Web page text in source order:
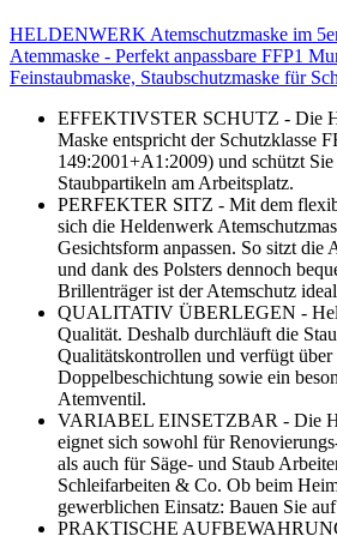
HELDENWERK Atemschutzmaske im
Atemmaske - Perfekt anpassbare FFP1
Feinstaubmaske, Staubschutzmaske für
EFFEKTIVSTER SCHUTZ - Die
Maske entspricht der Schutzklasse
149:2001+A1:2009) und schützt
Staubpartikeln am Arbeitsplatz.
PERFEKTER SITZ - Mit dem
sich die Heldenwerk
Gesichtsform anpassen. So sitzt die
und dank des Polsters dennoch
Brillenträger ist der Atemschutz
QUALITATIV ÜBERLEGEN -
Qualität. Deshalb durchläuft die
Qualitätskontrollen und verfügt über
Doppelbeschichtung sowie ein
Atemventil.
VARIABEL EINSETZBAR - Die
eignet sich sowohl für
als auch für Säge- und Staub
Schleifarbeiten & Co. Ob beim
gewerblichen Einsatz: Bauen Sie
PRAKTISCHE